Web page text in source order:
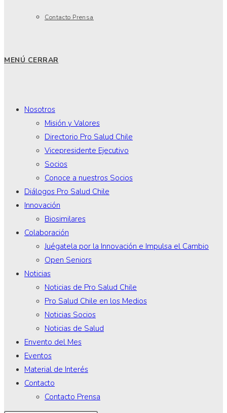
Contacto Prensa
MENÚ CERRAR
Nosotros
Misión y Valores
Directorio Pro Salud Chile
Vicepresidente Ejecutivo
Socios
Conoce a nuestros Socios
Diálogos Pro Salud Chile
Innovación
Biosimilares
Colaboración
Juégatela por la Innovación e Impulsa el Cambio
Open Seniors
Noticias
Noticias de Pro Salud Chile
Pro Salud Chile en los Medios
Noticias Socios
Noticias de Salud
Envento del Mes
Eventos
Material de Interés
Contacto
Contacto Prensa